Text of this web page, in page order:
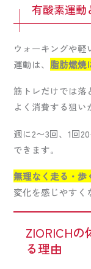
有酸素運動
ウォーキングや
運動は、 脂肪燃焼
筋トレだけでは落
よく消費する狙い
週に2〜3回、1回
できます。
無理なく走る・歩
変化を感じやすく
ZIORICH
る理由